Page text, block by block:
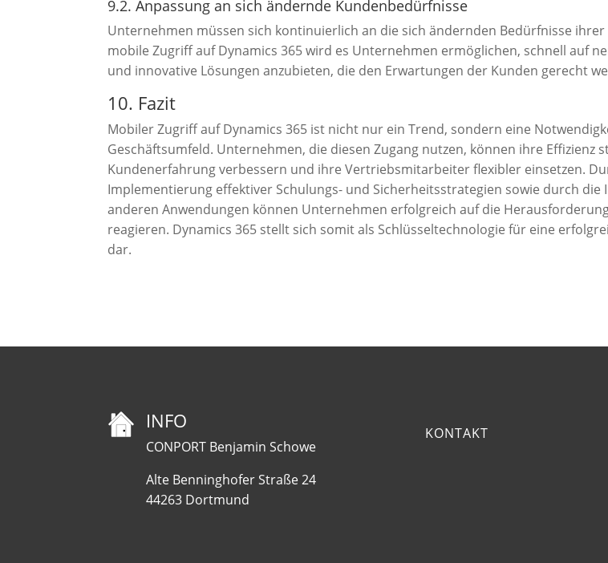
9.2. Anpassung an sich ändernde Kundenbedürfnisse
Unternehmen müssen sich kontinuierlich an die sich ändernden Bedürfnisse
mobile Zugriff auf Dynamics 365 wird es Unternehmen ermöglichen, schnell auf
und innovative Lösungen anzubieten, die den Erwartungen der Kunden gerecht
10. Fazit
Mobiler Zugriff auf Dynamics 365 ist nicht nur ein Trend, sondern eine
Geschäftsumfeld. Unternehmen, die diesen Zugang nutzen, können ihre Effizienz
Kundenerfahrung verbessern und ihre Vertriebsmitarbeiter flexibler einsetzen.
Implementierung effektiver Schulungs- und Sicherheitsstrategien sowie durch
anderen Anwendungen können Unternehmen erfolgreich auf die
reagieren. Dynamics 365 stellt sich somit als Schlüsseltechnologie für eine
dar.
INFO
CONPORT Benjamin Schowe
Alte Benninghofer Straße 24
44263 Dortmund
KONTAKT